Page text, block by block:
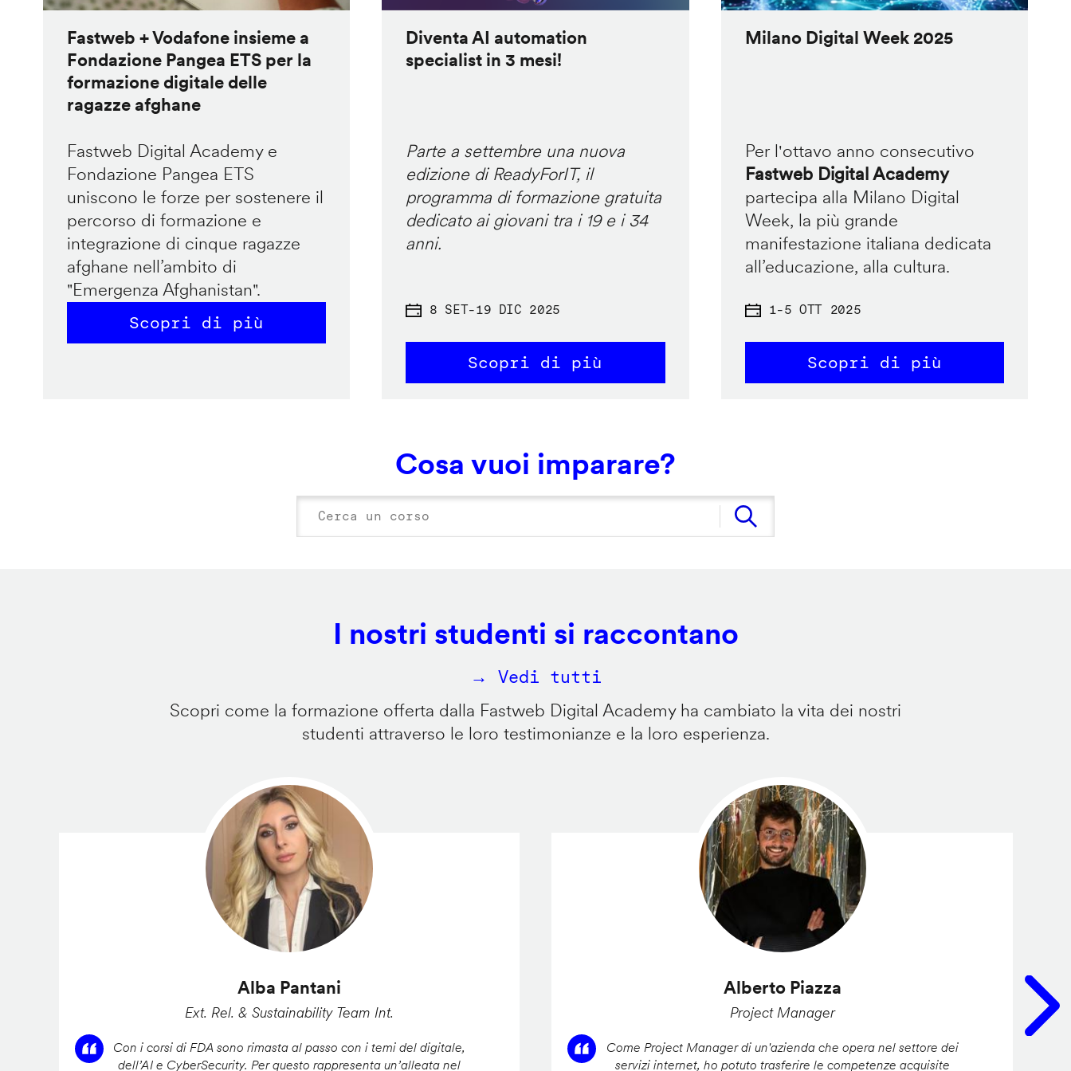
Fastweb + Vodafone insieme a
Fondazione Pangea ETS per la
formazione digitale delle
ragazze afghane
Fastweb Digital Academy e
Fondazione Pangea ETS
uniscono le forze per sostenere il
percorso di formazione e
integrazione di cinque ragazze
afghane nell’ambito di
"Emergenza Afghanistan".
Scopri di più
Diventa AI automation
specialist in 3 mesi!
Parte a settembre una nuova
edizione di ReadyForIT, il
programma di formazione gratuita
dedicato ai giovani tra i 19 e i 34
anni.
8 SET-19 DIC 2025
Scopri di più
Milano Digital Week 2025
Per l'ottavo anno consecutivo
Fastweb Digital Academy
partecipa alla Milano Digital
Week, la più grande
manifestazione italiana dedicata
all’educazione, alla cultura.
1-5 OTT 2025
Scopri di più
Cosa vuoi imparare?
I nostri studenti si raccontano
→ Vedi tutti
Scopri come la formazione offerta dalla Fastweb Digital Academy ha cambiato la vita dei nostri
studenti attraverso le loro testimonianze e la loro esperienza.
Alba Pantani
Ext. Rel. & Sustainability Team Int.
Con i corsi di FDA sono rimasta al passo con i temi del digitale,
dell’AI e CyberSecurity. Per questo rappresenta un’alleata nel
Alberto Piazza
Project Manager
Come Project Manager di un'azienda che opera nel settore dei
servizi internet, ho potuto trasferire le competenze acquisite